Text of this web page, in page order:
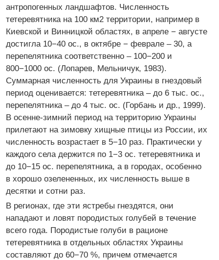
антропогенных ландшафтов. Численность
тетеревятника на 100 км2 территории, например в
Киевской и Винницкой областях, в апреле − августе
достигла 10−40 ос., в октябре − феврале – 30, а
перепелятника соответственно – 100−200 и
800−1000 ос. (Лопарев, Мельничук, 1983).
Суммарная численность для Украины в гнездовый
период оценивается: тетеревятника – до 6 тыс. ос.,
перепелятника – до 4 тыс. ос. (Горбань и др., 1999).
В осенне-зимний период на территорию Украины
прилетают на зимовку хищные птицы из России, их
численность возрастает в 5−10 раз. Практически у
каждого села держится по 1−3 ос. тетеревятника и
до 10−15 ос. перепелятника, а в городах, особенно
в хорошо озелененных, их численность выше в
десятки и сотни раз.
В регионах, где эти ястребы гнездятся, они
нападают и ловят породистых голубей в течение
всего года. Породистые голуби в рационе
тетеревятника в отдельных областях Украины
составляют до 60−70 %, причем отмечается